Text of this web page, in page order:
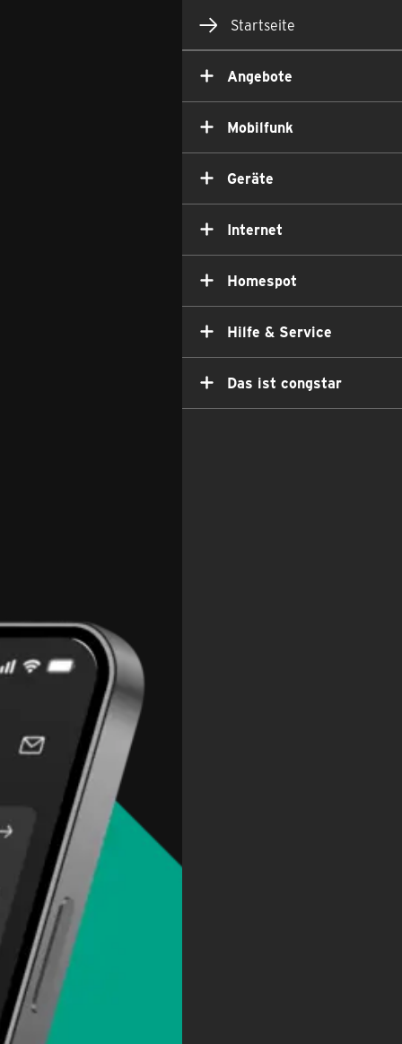
Startseite
Angebote
Mobilfunk
Geräte
Internet
Homespot
Hilfe & Service
Das ist congstar